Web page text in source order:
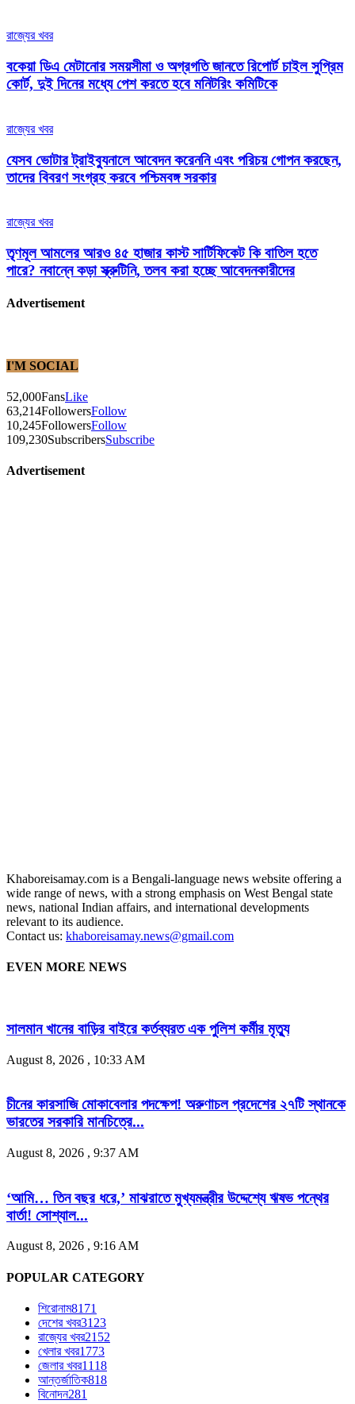
রাজ্যের খবর
বকেয়া ডিএ মেটানোর সময়সীমা ও অগ্রগতি জানতে রিপোর্ট চাইল সুপ্রিম
কোর্ট, দুই দিনের মধ্যে পেশ করতে হবে মনিটরিং কমিটিকে
রাজ্যের খবর
যেসব ভোটার ট্রাইব্যুনালে আবেদন করেননি এবং পরিচয় গোপন করছেন,
তাদের বিবরণ সংগ্রহ করবে পশ্চিমবঙ্গ সরকার
রাজ্যের খবর
তৃণমূল আমলের আরও ৪৫ হাজার কাস্ট সার্টিফিকেট কি বাতিল হতে
পারে? নবান্নে কড়া স্ক্রুটিনি, তলব করা হচ্ছে আবেদনকারীদের
Advertisement
I'M SOCIAL
52,000FansLike
63,214FollowersFollow
10,245FollowersFollow
109,230SubscribersSubscribe
Advertisement
Khaboreisamay.com is a Bengali-language news website offering a
wide range of news, with a strong emphasis on West Bengal state
news, national Indian affairs, and international developments
relevant to its audience.
Contact us: khaboreisamay.news@gmail.com
EVEN MORE NEWS
সালমান খানের বাড়ির বাইরে কর্তব্যরত এক পুলিশ কর্মীর মৃত্যু
August 8, 2026 , 10:33 AM
চীনের কারসাজি মোকাবেলার পদক্ষেপ! অরুণাচল প্রদেশের ২৭টি স্থানকে
ভারতের সরকারি মানচিত্রে...
August 8, 2026 , 9:37 AM
‘আমি… তিন বছর ধরে,’ মাঝরাতে মুখ্যমন্ত্রীর উদ্দেশ্যে ঋষভ পন্থের
বার্তা! সোশ্যাল...
August 8, 2026 , 9:16 AM
POPULAR CATEGORY
শিরোনাম8171
দেশের খবর3123
রাজ্যের খবর2152
খেলার খবর1773
জেলার খবর1118
আন্তর্জাতিক818
বিনোদন281